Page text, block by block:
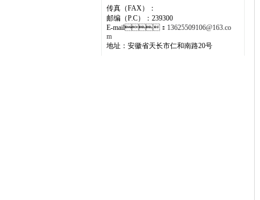
传真（FAX）：
邮编（P.C）：239300
E-mail： 13625509106@163.co
m
地址：安徽省天长市仁和南路20号